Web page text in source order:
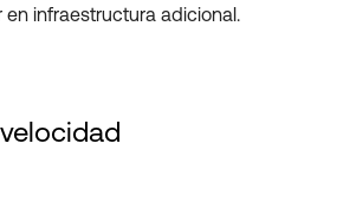
en infraestructura adicional.